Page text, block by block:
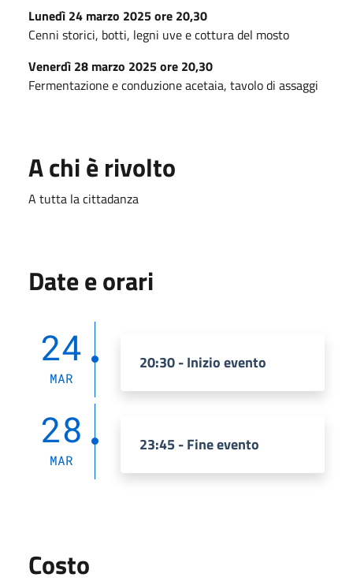
Lunedì 24 marzo 2025 ore 20,30
Cenni storici, botti, legni uve e cottura del mosto
Venerdì 28 marzo 2025 ore 20,30
Fermentazione e conduzione acetaia, tavolo di assaggi
A chi è rivolto
A tutta la cittadanza
Date e orari
24
MAR
20:30 - Inizio evento
28
MAR
23:45 - Fine evento
Costo